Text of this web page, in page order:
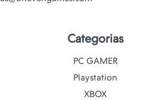
Categorias
PC GAMER
Playstation
XBOX